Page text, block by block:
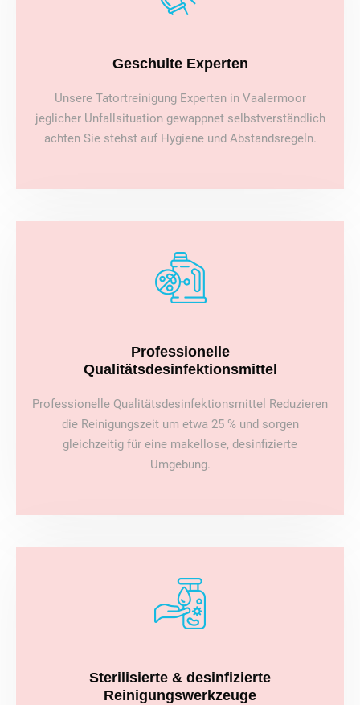
Geschulte Experten
Unsere Tatortreinigung Experten in Vaalermoor
jeglicher Unfallsituation gewappnet selbstverständlich
achten Sie stehst auf Hygiene und Abstandsregeln.
Professionelle
Qualitätsdesinfektionsmittel
Professionelle Qualitätsdesinfektionsmittel Reduzieren
die Reinigungszeit um etwa 25 % und sorgen
gleichzeitig für eine makellose, desinfizierte
Umgebung.
Sterilisierte & desinfizierte
Reinigungswerkzeuge